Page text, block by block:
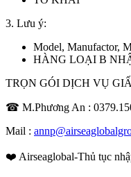
3. Lưu ý:
Model, Manufactor,
HÀNG LOẠI B
TRỌN GÓI DỊCH VỤ
☎ M.Phương An :
Mail :
❤️ Airseaglobal-Thủ tục